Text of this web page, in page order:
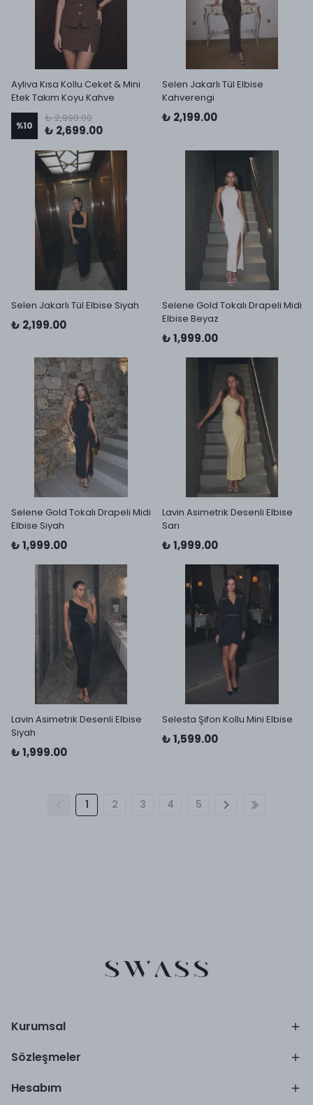
Ayliva Kısa Kollu Ceket & Mini
Etek Takım Koyu Kahve
%10
₺ 2,990.00
₺ 2,699.00
Selen Jakarlı Tül Elbise
Kahverengi
₺ 2,199.00
Selen Jakarlı Tül Elbise Siyah
₺ 2,199.00
Selene Gold Tokalı Drapeli Midi
Elbise Beyaz
₺ 1,999.00
Selene Gold Tokalı Drapeli Midi
Elbise Siyah
₺ 1,999.00
Lavin Asimetrik Desenli Elbise
Sarı
₺ 1,999.00
Lavin Asimetrik Desenli Elbise
Siyah
₺ 1,999.00
Selesta Şifon Kollu Mini Elbise
₺ 1,599.00
1 2 3 4 5
Kurumsal
Sözleşmeler
Hesabım